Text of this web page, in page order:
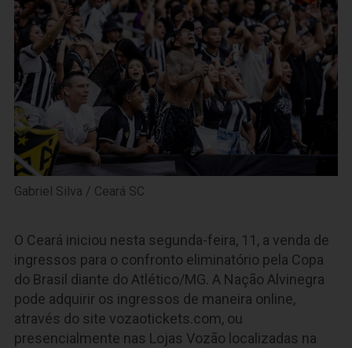
Gabriel Silva / Ceará SC
O Ceará iniciou nesta segunda-feira, 11, a venda de
ingressos para o confronto eliminatório pela Copa
do Brasil diante do Atlético/MG. A Nação Alvinegra
pode adquirir os ingressos de maneira online,
através do site vozaotickets.com, ou
presencialmente nas Lojas Vozão localizadas na